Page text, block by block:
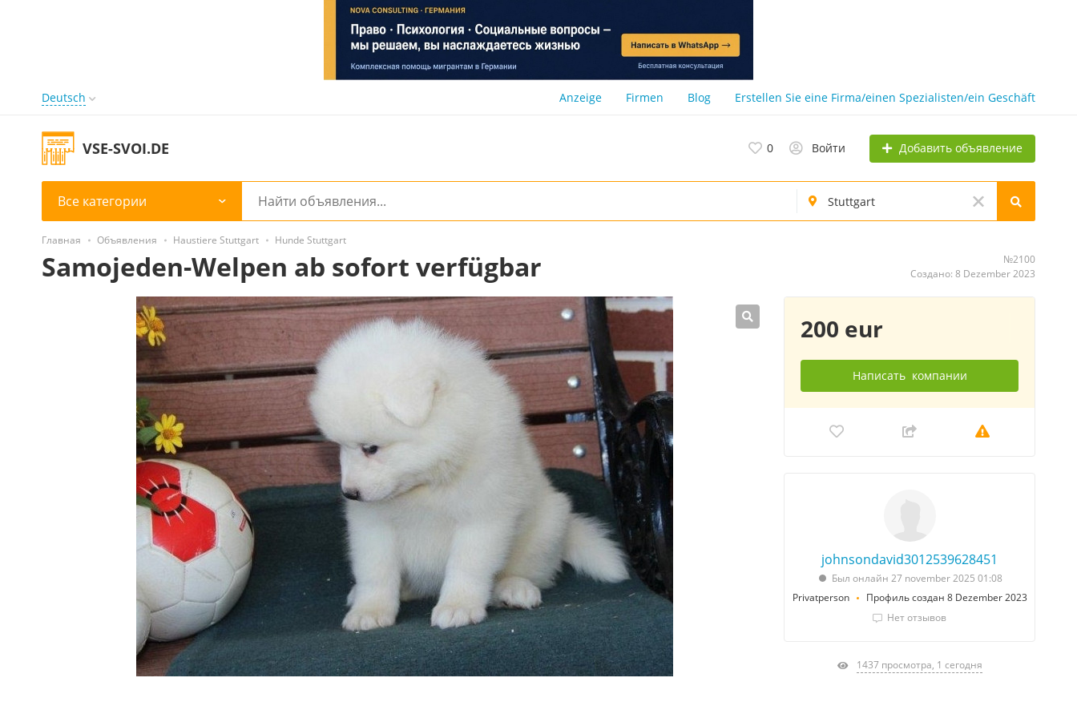
Deutsch Anzeige Firmen Blog Erstellen Sie eine Firma/einen Spezialisten/ein Geschäft
VSE-SVOI.DE 0 Войти Добавить объявление
Все категории
Главная Объявления Haustiere Stuttgart Hunde Stuttgart
Samojeden-Welpen ab sofort verfügbar
№2100
Создано: 8 Dezember 2023
200 eur
Написать компании
johnsondavid3012539628451
Был онлайн 27 november 2025 01:08
Privatperson
Профиль создан 8 Dezember 2023
Нет отзывов
1437 просмотра, 1 сегодня